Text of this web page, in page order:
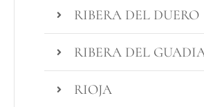
RIBERA DEL DUERO
RIBERA DEL
RIOJA